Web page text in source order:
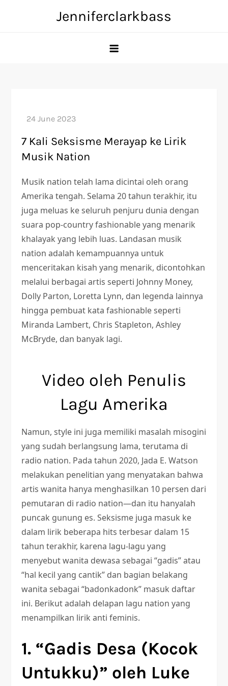
Jenniferclarkbass
7 Kali Seksisme Merayap ke Lirik
Musik Nation
Musik nation telah lama dicintai oleh orang
Amerika tengah. Selama 20 tahun terakhir, itu
juga meluas ke seluruh penjuru dunia dengan
suara pop-country fashionable yang menarik
khalayak yang lebih luas. Landasan musik
nation adalah kemampuannya untuk
menceritakan kisah yang menarik, dicontohkan
melalui berbagai artis seperti Johnny Money,
Dolly Parton, Loretta Lynn, dan legenda lainnya
hingga pembuat kata fashionable seperti
Miranda Lambert, Chris Stapleton, Ashley
McBryde, dan banyak lagi.
Video oleh Penulis
Lagu Amerika
Namun, style ini juga memiliki masalah misogini
yang sudah berlangsung lama, terutama di
radio nation. Pada tahun 2020, Jada E. Watson
melakukan penelitian yang menyatakan bahwa
artis wanita hanya menghasilkan 10 persen dari
pemutaran di radio nation—dan itu hanyalah
puncak gunung es. Seksisme juga masuk ke
dalam lirik beberapa hits terbesar dalam 15
tahun terakhir, karena lagu-lagu yang
menyebut wanita dewasa sebagai “gadis” atau
“hal kecil yang cantik” dan bagian belakang
wanita sebagai “badonkadonk” masuk daftar
ini. Berikut adalah delapan lagu nation yang
menampilkan lirik anti feminis.
1. “Gadis Desa (Kocok
Untukku)” oleh Luke